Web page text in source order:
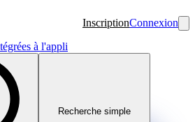
InscriptionConnexion
à l'appli
Recherche simple